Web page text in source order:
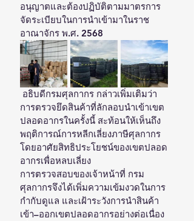
อนุญาตและต้องปฏิบัติตามมาตรการ
จัดระเบียบในการนำเข้ามาในราช
อาณาจักร พ.ศ. 2568
การตรวจยึดสินค้าที่ลักลอบนำเข้าเขต
ปลอดอากรในครั้งนี้ สะท้อนให้เห็นถึง
พฤติการณ์การหลีกเลี่ยงภาษีศุลกากร
โดยอาศัยสิทธิประโยชน์ของเขตปลอด
อากรเพื่อหลบเลี่ยง
การตรวจสอบของเจ้าหน้าที่ กรม
ศุลกากรจึงได้เพิ่มความเข้มงวดในการ
กำกับดูแล และเฝ้าระวังการนำสินค้า
เข้า–ออกเขตปลอดอากรอย่างต่อเนื่อง